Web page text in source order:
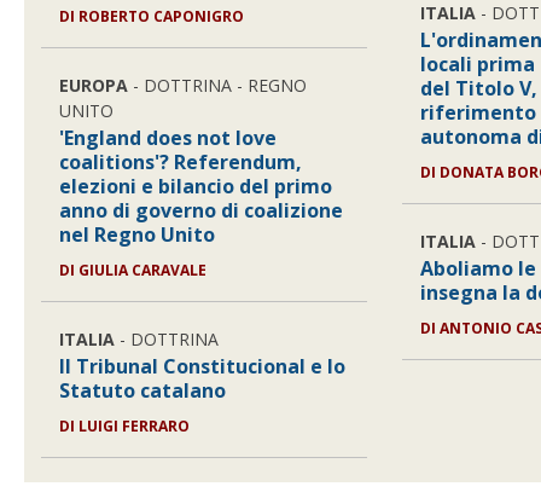
DI ROBERTO CAPONIGRO
EUROPA - DOTTRINA - REGNO
UNITO
'England does not love
coalitions'? Referendum,
elezioni e bilancio del primo
anno di governo di coalizione
nel Regno Unito
DI GIULIA CARAVALE
ITALIA - DOTTRINA
Il Tribunal Constitucional e lo
Statuto catalano
DI LUIGI FERRARO
ITALIA -
locali
del Titolo
riferimento
autonoma
DI DONATA
ITALIA -
Aboliamo le
insegna la
DI ANTONIO